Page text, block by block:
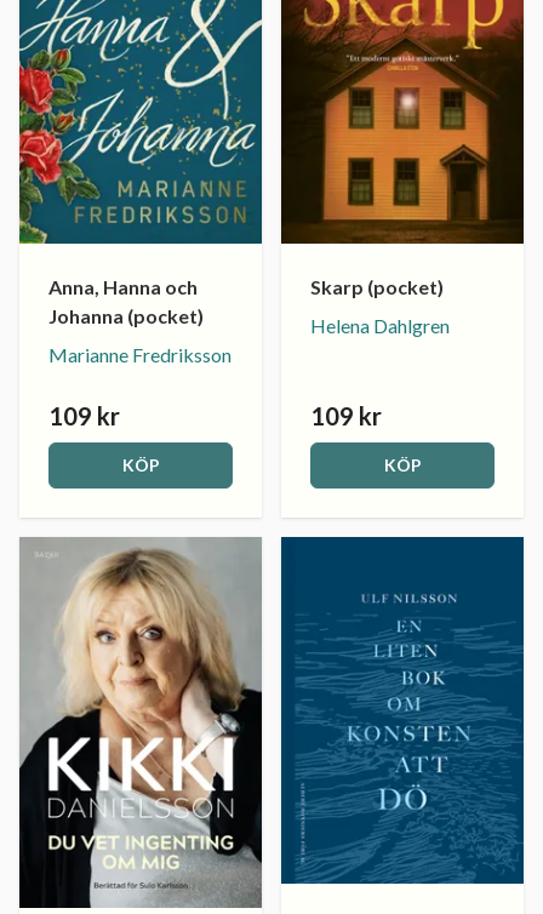
Anna, Hanna och
Johanna (pocket)
Marianne Fredriksson
109 kr
KÖP
Skarp (pocket)
Helena Dahlgren
109 kr
KÖP